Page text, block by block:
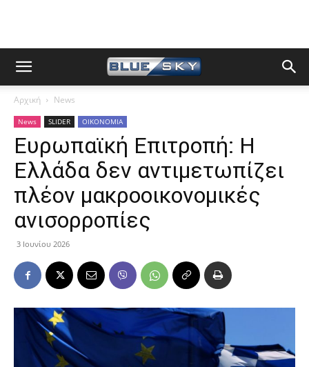
Αρχική News
News SLIDER ΟΙΚΟΝΟΜΙΑ
Ευρωπαϊκή Επιτροπή: Η
Ελλάδα δεν αντιμετωπίζει
πλέον μακροοικονομικές
ανισορροπίες
3 Ιουνίου 2026